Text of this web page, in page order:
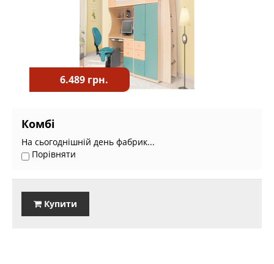
6.489 грн.
Комбі
На сьогоднішній день фабрик...
Порівняти
Купити